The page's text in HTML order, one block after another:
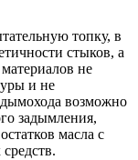
топку, в
стыков, а
не
и не
возможно
задымления,
масла с